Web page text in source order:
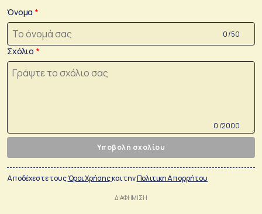
Όνομα
0 /50
Σχόλιο
0 /2000
Υποβολή σχολίου
Αποδέχεστε τουςΌροι Χρήσηςκαι τηνΠολιτικη Απορρήτου